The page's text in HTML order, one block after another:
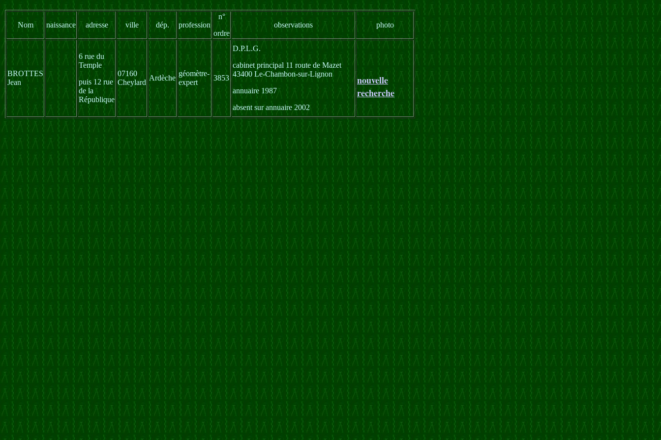
Nom naissance adresse ville dép. profession
n°
ordre
observations photo
BROTTES
Jean
6 rue du
Temple
puis 12 rue
de la
République
07160
Cheylard
Ardèche
géomètre-
expert
3853
D.P.L.G.
cabinet principal 11 route de Mazet
43400 Le-Chambon-sur-Lignon
annuaire 1987
absent sur annuaire 2002
nouvelle
recherche